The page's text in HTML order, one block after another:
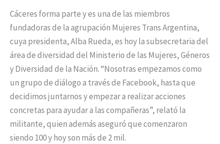
Cáceres forma parte y es una de las miembros
fundadoras de la agrupación Mujeres Trans Argentina,
cuya presidenta, Alba Rueda, es hoy la subsecretaria del
área de diversidad del Ministerio de las Mujeres, Géneros
y Diversidad de la Nación. “Nosotras empezamos como
un grupo de diálogo a través de Facebook, hasta que
decidimos juntarnos y empezar a realizar acciones
concretas para ayudar a las compañeras”, relató la
militante, quien además aseguró que comenzaron
siendo 100 y hoy son más de 2 mil.